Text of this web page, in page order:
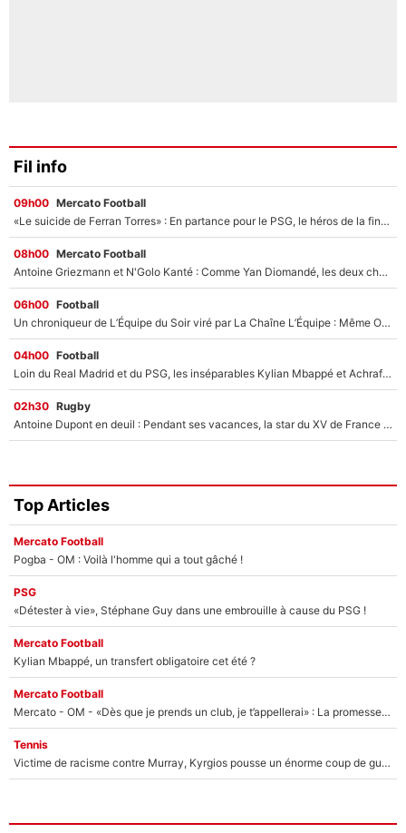
Fil info
09h00 Mercato Football
«Le suicide de Ferran Torres» : En partance pour le PSG, le héros de la finale de la Coupe du monde s'attire les foudres de la presse espagnole !
08h00 Mercato Football
Antoine Griezmann et N'Golo Kanté : Comme Yan Diomandé, les deux champions du monde ont refusé de signer au PSG !
06h00 Football
Un chroniqueur de L’Équipe du Soir viré par La Chaîne L’Équipe : Même Olivier Ménard n’avait pas pu empêcher son départ, «je l’ai appris sur Twitter, je l’ai vécu assez mal»
04h00 Football
Loin du Real Madrid et du PSG, les inséparables Kylian Mbappé et Achraf Hakimi changent d'équipe le temps d'une journée !
02h30 Rugby
Antoine Dupont en deuil : Pendant ses vacances, la star du XV de France a perdu sa grand-mère
Top Articles
Mercato Football
Pogba - OM : Voilà l'homme qui a tout gâché !
PSG
«Détester à vie», Stéphane Guy dans une embrouille à cause du PSG !
Mercato Football
Kylian Mbappé, un transfert obligatoire cet été ?
Mercato Football
Mercato - OM - «Dès que je prends un club, je t’appellerai» : La promesse de Marcelino au moment de claquer la porte
Tennis
Victime de racisme contre Murray, Kyrgios pousse un énorme coup de gueule !